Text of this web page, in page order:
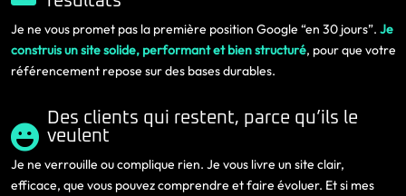
Je ne vous promet pas la première position Google “en 30 jours”. Je
construis un site solide, performant et bien structuré, pour que votre
référencement repose sur des bases durables.

Des clients qui restent, parce qu’ils le
veulent
Je ne verrouille ou complique rien. Je vous livre un site clair,
efficace, que vous pouvez comprendre et faire évoluer. Et si mes